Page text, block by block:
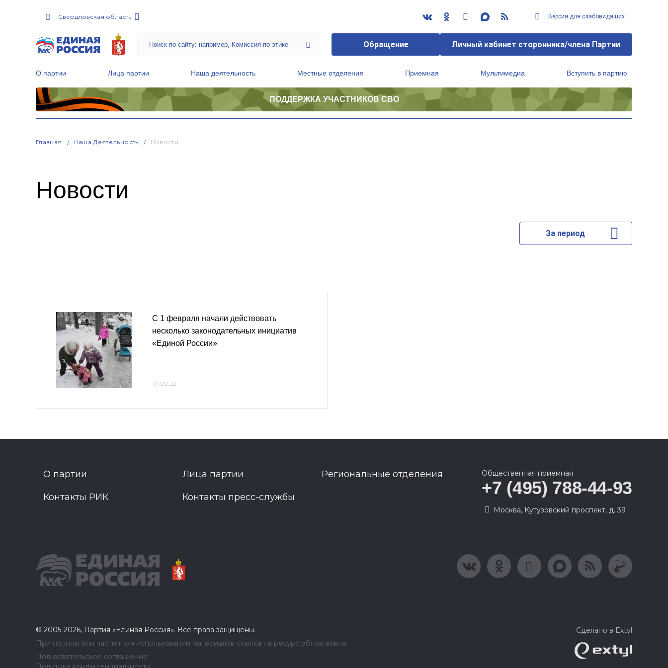
Свердловская область Версия для слабовидящих
Обращение Личный кабинет сторонника/члена Партии
О партии Лица партии Наша деятельность Местные отделения Приемная Мультимедиа Вступить в партию
ПОДДЕРЖКА УЧАСТНИКОВ СВО
Главная Наша Деятельность Новости
Новости
За период
С 1 февраля начали действовать
несколько законодательных инициатив
«Единой России»
01.02.22
О партии Лица партии Региональные отделения
Контакты РИК Контакты пресс-службы
Общественная приемная
+7 (495) 788-44-93
Москва, Кутузовский проспект, д. 39
© 2005-2026, Партия «Единая Россия». Все права защищены.
При полном или частичном использовании материалов ссылка на ресурс обязательна.
Пользовательское соглашение
Сделано в Extyl